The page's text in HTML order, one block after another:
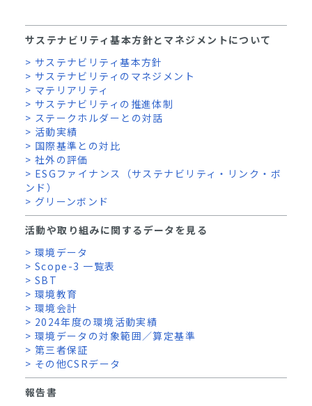
サステナビリティ基本方針とマネジメントについて
> サステナビリティ基本方針
> サステナビリティのマネジメント
> マテリアリティ
> サステナビリティの推進体制
> ステークホルダーとの対話
> 活動実績
> 国際基準との対比
> 社外の評価
> ESGファイナンス（サステナビリティ・リンク・ボ
ンド）
> グリーンボンド
活動や取り組みに関するデータを見る
> 環境データ
> Scope-3 一覧表
> SBT
> 環境教育
> 環境会計
> 2024年度の環境活動実績
> 環境データの対象範囲／算定基準
> 第三者保証
> その他CSRデータ
報告書